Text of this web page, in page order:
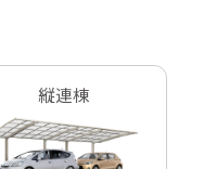
縦連棟